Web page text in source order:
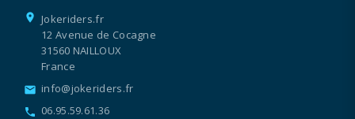
location_on
Jokeriders.fr
12 Avenue de Cocagne
31560 NAILLOUX
France
email info@jokeriders.fr
call 06.95.59.61.36